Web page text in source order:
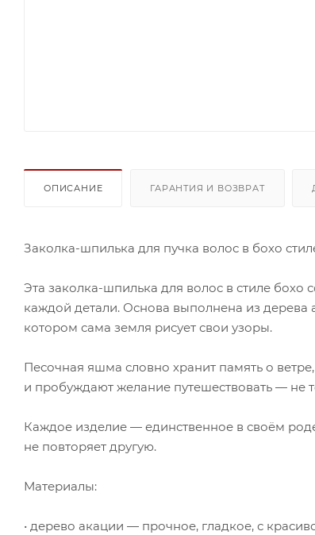
ОПИСАНИЕ ГАРАНТИЯ И ВОЗВРАТ
Заколка-шпилька для пучка волос в бохо
Эта заколка-шпилька для волос в стиле бохо
каждой детали. Основа выполнена из
котором сама земля рисует свои узоры.
Песочная яшма словно хранит память о
и пробуждают желание путешествовать — не
Каждое изделие — единственное в своём
не повторяет другую.
Материалы:
• дерево акации — прочное, гладкое, с